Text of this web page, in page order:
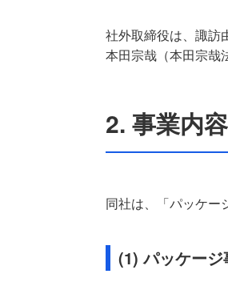
社外取締役は、諏訪
本田宗哉（本田宗哉
2. 事業内容
同社は、「パッケー
(1) パッケージ